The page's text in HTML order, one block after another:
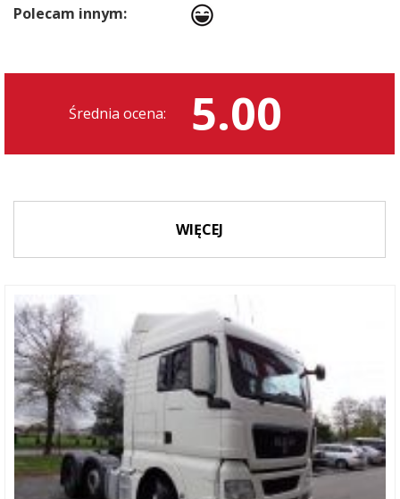
Polecam innym:
Średnia ocena: 5.00
WIĘCEJ